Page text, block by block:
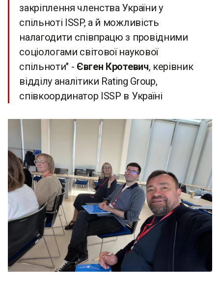
закріплення членства України у
спільноті ISSP, а й можливість
налагодити співпрацю з провідними
соціологами світової наукової
спільноти" - Євген Кротевич, керівник
відділу аналітики Rating Group,
співкоординатор ISSP в Україні